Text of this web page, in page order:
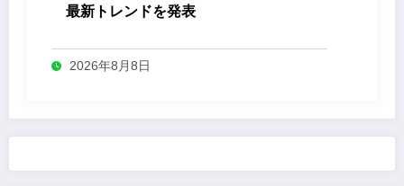
最新トレンドを発表
2026年8月8日